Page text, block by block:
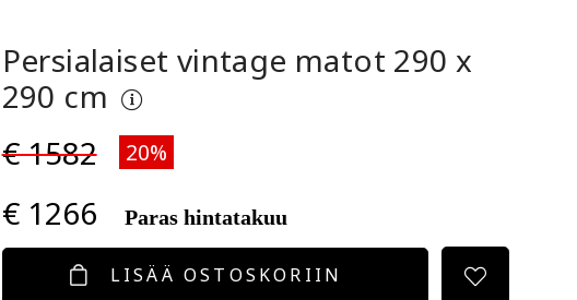
Persialaiset vintage matot 290 x
290 cm
€ 1582
20%
€ 1266 Paras hintatakuu
LISÄÄ OSTOSKORIIN